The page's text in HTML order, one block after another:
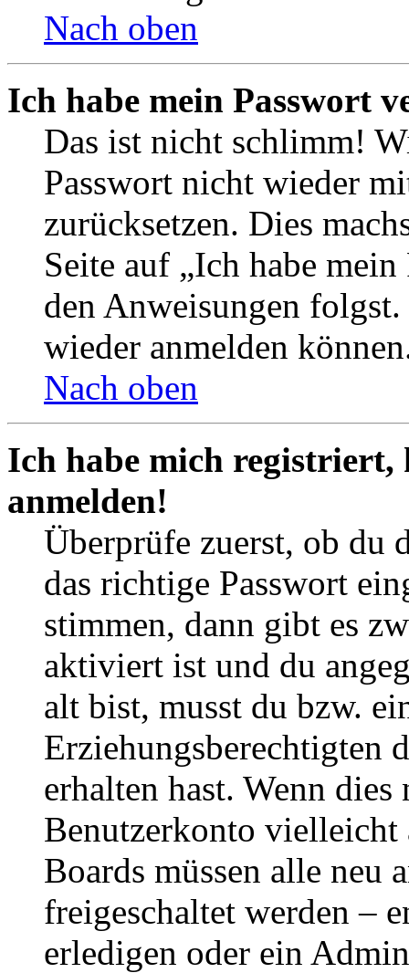
Nach oben
Ich habe mein Passwort
Das ist nicht schlimm!
Passwort nicht wieder
zurücksetzen. Dies
Seite auf „Ich habe
den Anweisungen
wieder anmelden
Nach oben
Ich habe mich
anmelden!
Überprüfe zuerst, ob du
das richtige Passwort
stimmen, dann gibt es
aktiviert ist und du
alt bist, musst du bzw.
Erziehungsberechtigten
erhalten hast. Wenn
Benutzerkonto
Boards müssen alle neu
freigeschaltet werden –
erledigen oder ein